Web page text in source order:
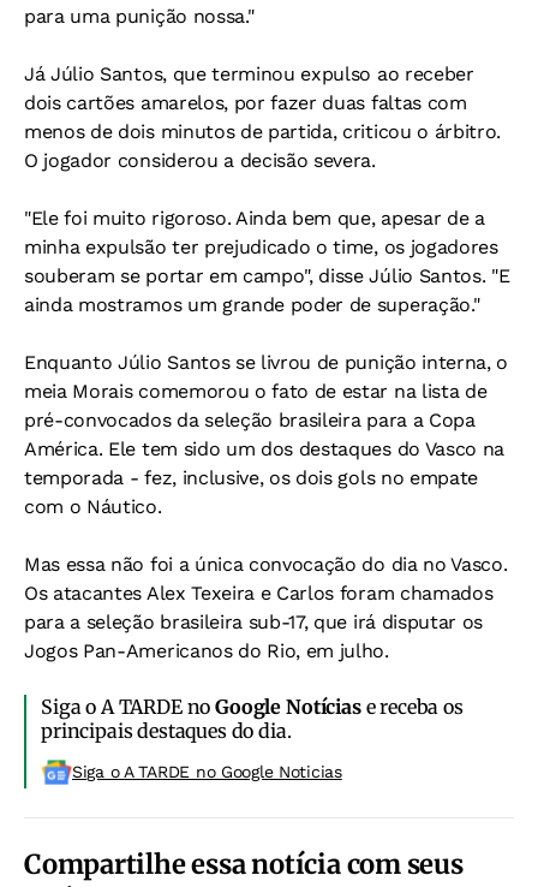
para uma punição nossa."
Já Júlio Santos, que terminou expulso ao receber
dois cartões amarelos, por fazer duas faltas com
menos de dois minutos de partida, criticou o árbitro.
O jogador considerou a decisão severa.
"Ele foi muito rigoroso. Ainda bem que, apesar de a
minha expulsão ter prejudicado o time, os jogadores
souberam se portar em campo", disse Júlio Santos. "E
ainda mostramos um grande poder de superação."
Enquanto Júlio Santos se livrou de punição interna, o
meia Morais comemorou o fato de estar na lista de
pré-convocados da seleção brasileira para a Copa
América. Ele tem sido um dos destaques do Vasco na
temporada - fez, inclusive, os dois gols no empate
com o Náutico.
Mas essa não foi a única convocação do dia no Vasco.
Os atacantes Alex Texeira e Carlos foram chamados
para a seleção brasileira sub-17, que irá disputar os
Jogos Pan-Americanos do Rio, em julho.
Siga o A TARDE noGoogle Notíciase receba os
principais destaques do dia.
Siga o A TARDE no Google Noticias
Compartilhe essa notícia com seus